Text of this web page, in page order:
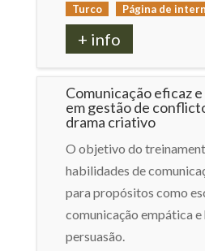
Turco
Página de
+ info
Comunicação eficaz
em gestão de
drama criativo
O objetivo do
habilidades de
para propósitos como
comunicação empática
persuasão.